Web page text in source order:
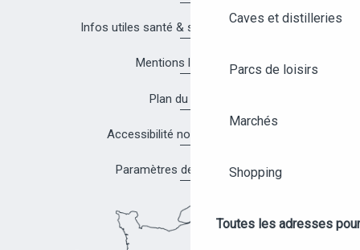
Caves et distilleries
Parcs de loisirs
Marchés
Shopping
Toutes les adresses
Infos utiles santé & sécurité à Angers
Mentions légales
Plan du site
Accessibilité non conforme
Paramètres des cookies